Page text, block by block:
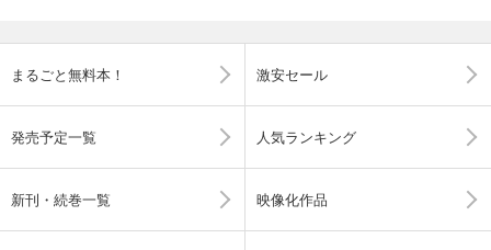
まるごと無料本！ 激安セール
発売予定一覧 人気ランキング
新刊・続巻一覧 映像化作品